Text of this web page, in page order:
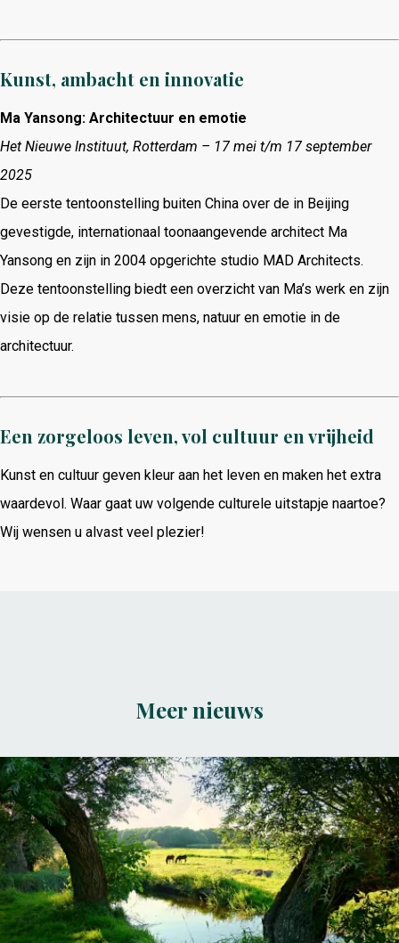
Kunst, ambacht en innovatie
Ma Yansong: Architectuur en emotie
Het Nieuwe Instituut, Rotterdam – 17 mei t/m 17 september
2025
De eerste tentoonstelling buiten China over de in Beijing
gevestigde, internationaal toonaangevende architect Ma
Yansong en zijn in 2004 opgerichte studio MAD Architects.
Deze tentoonstelling biedt een overzicht van Ma’s werk en zijn
visie op de relatie tussen mens, natuur en emotie in de
architectuur.
Een zorgeloos leven, vol cultuur en vrijheid
Kunst en cultuur geven kleur aan het leven en maken het extra
waardevol. Waar gaat uw volgende culturele uitstapje naartoe?
Wij wensen u alvast veel plezier!
Meer nieuws